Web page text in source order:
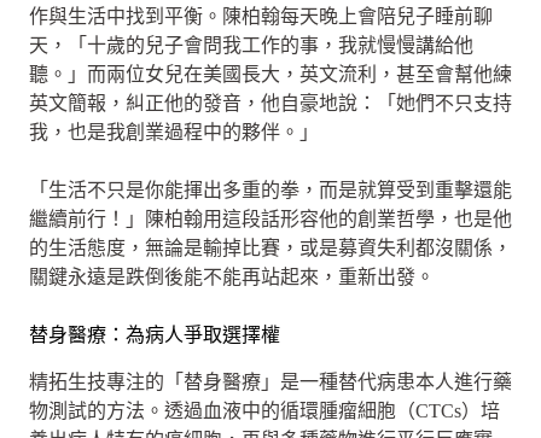
作與生活中找到平衡。陳柏翰每天晚上會陪兒子睡前聊
天，「十歲的兒子會問我工作的事，我就慢慢講給他
聽。」而兩位女兒在美國長大，英文流利，甚至會幫他練
英文簡報，糾正他的發音，他自豪地說：「她們不只支持
我，也是我創業過程中的夥伴。」
「生活不只是你能揮出多重的拳，而是就算受到重擊還能
繼續前行！」陳柏翰用這段話形容他的創業哲學，也是他
的生活態度，無論是輸掉比賽，或是募資失利都沒關係，
關鍵永遠是跌倒後能不能再站起來，重新出發。
替身醫療：為病人爭取選擇權
精拓生技專注的「替身醫療」是一種替代病患本人進行藥
物測試的方法。透過血液中的循環腫瘤細胞（CTCs）培